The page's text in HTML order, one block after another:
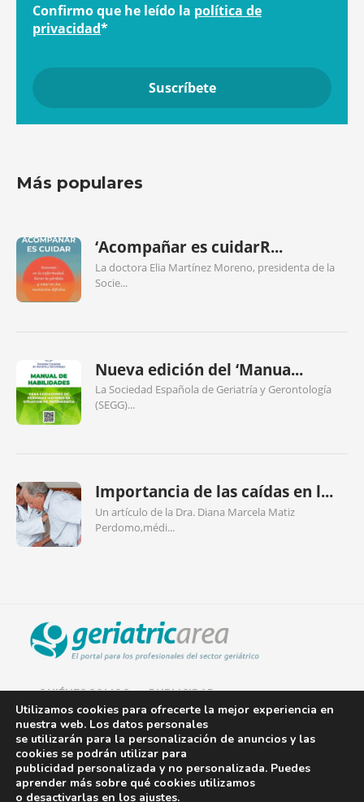
Confirmo que he leído la política de
privacidad*
Más populares
‘Acompañar es cuidarR...
La doctora Elia Martínez Moreno, presidenta de la
Socie...
Nueva edición del ‘Manua...
La Sociedad Española de Geriatría y Gerontología
(SEGG)...
Importancia de las caídas en l...
Un artículo de la Dra. Diana Marcela Matiz
Perdomo,médi...
QUIÉNES SOMOS PUBLICIDAD
AVISO LEGAL
POLÍTICA DE COOKIES
POLÍTICA DE PRIVACIDAD
Utilizamos cookies para ofrecerte la mejor experiencia en
nuestra web. Los datos personales
se utilizarán para la personalización de anuncios y las
cookies se podrán utilizar para
publicidad personalizada y no personalizada. Puedes
aprender más sobre qué cookies utilizamos
o desactivarlas en los ajustes.